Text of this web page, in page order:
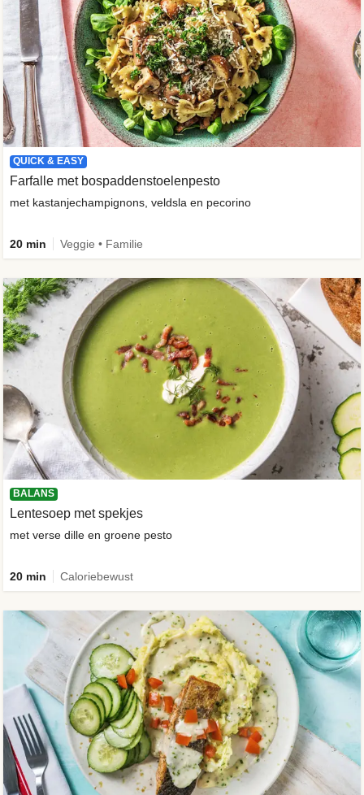
QUICK & EASY
Farfalle met bospaddenstoelenpesto
met kastanjechampignons, veldsla en pecorino
20 min Veggie • Familie
BALANS
Lentesoep met spekjes
met verse dille en groene pesto
20 min Caloriebewust